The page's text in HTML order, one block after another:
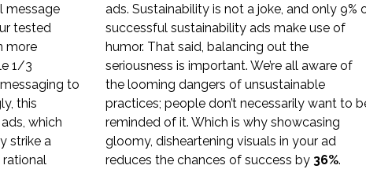
message
tested
more
1/3
to
this
which
strike a
ads. Sustainability is not a joke, and only 9%
successful sustainability ads make use of
humor. That said, balancing out the
seriousness is important. We’re all aware of
the looming dangers of unsustainable
practices; people don’t necessarily want to
reminded of it. Which is why showcasing
gloomy, disheartening visuals in your ad
reduces the chances of success by 36%.